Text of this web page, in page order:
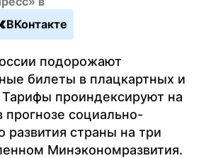
ВКонтакте
подорожают
билеты в плацкартных и
проиндексируют на
прогнозе социально-
развития страны на три
Минэкономразвития.